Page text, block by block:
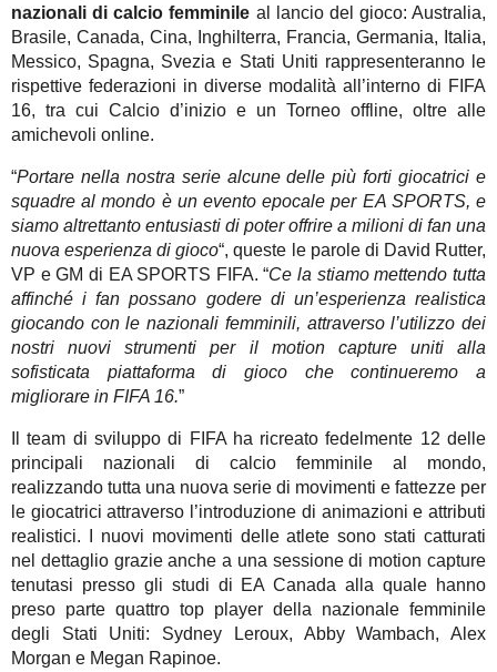
nazionali di calcio femminile al lancio del gioco: Australia,
Brasile, Canada, Cina, Inghilterra, Francia, Germania, Italia,
Messico, Spagna, Svezia e Stati Uniti rappresenteranno le
rispettive federazioni in diverse modalità all’interno di FIFA
16, tra cui Calcio d’inizio e un Torneo offline, oltre alle
amichevoli online.
“Portare nella nostra serie alcune delle più forti giocatrici e
squadre al mondo è un evento epocale per EA SPORTS, e
siamo altrettanto entusiasti di poter offrire a milioni di fan una
nuova esperienza di gioco“, queste le parole di David Rutter,
VP e GM di EA SPORTS FIFA. “Ce la stiamo mettendo tutta
affinché i fan possano godere di un’esperienza realistica
giocando con le nazionali femminili, attraverso l’utilizzo dei
nostri nuovi strumenti per il motion capture uniti alla
sofisticata piattaforma di gioco che continueremo a
migliorare in FIFA 16.”
Il team di sviluppo di FIFA ha ricreato fedelmente 12 delle
principali nazionali di calcio femminile al mondo,
realizzando tutta una nuova serie di movimenti e fattezze per
le giocatrici attraverso l’introduzione di animazioni e attributi
realistici. I nuovi movimenti delle atlete sono stati catturati
nel dettaglio grazie anche a una sessione di motion capture
tenutasi presso gli studi di EA Canada alla quale hanno
preso parte quattro top player della nazionale femminile
degli Stati Uniti: Sydney Leroux, Abby Wambach, Alex
Morgan e Megan Rapinoe.